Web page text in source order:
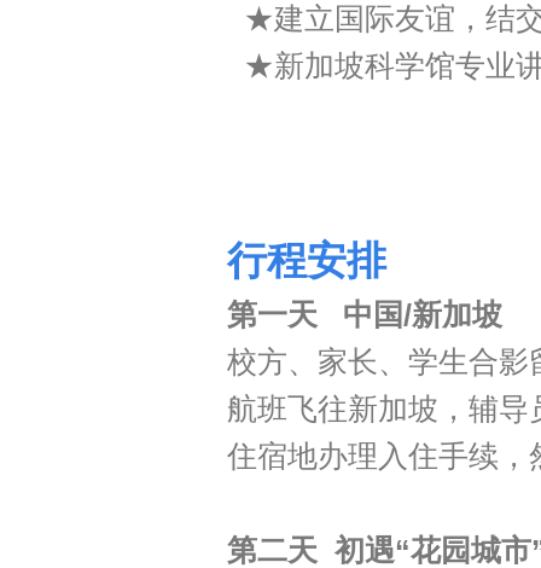
★建立国际友谊，结
★新加坡科学馆专业
行程安排
第一天 中国/新加坡
校方、家长、学生合影
航班飞往新加坡，辅
住宿地办理入住手续，
第二天 初遇“花园城市